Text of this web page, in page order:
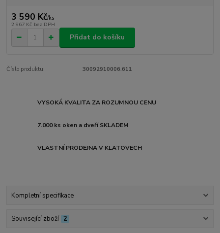
3 590 Kč/ks
2 967 Kč bez DPH
Přidat do košíku
Číslo produktu: 30092910006.611
VYSOKÁ KVALITA ZA ROZUMNOU CENU
7.000 ks oken a dveří SKLADEM
VLASTNÍ PRODEJNA V KLATOVECH
Kompletní specifikace
Související zboží 2